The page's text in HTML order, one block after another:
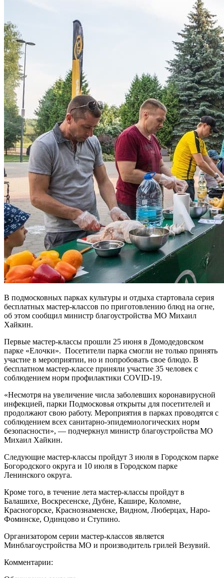
В подмосковных парках культуры и отдыха стартовала серия
бесплатных мастер-классов по приготовлению блюд на огне,
об этом сообщил министр благоустройства МО Михаил
Хайкин.
Первые мастер-классы прошли 25 июня в Домодедовском
парке «Елочки». Посетители парка смогли не только принять
участие в мероприятии, но и попробовать свое блюдо. В
бесплатном мастер-классе приняли участие 35 человек с
соблюдением норм профилактики COVID-19.
«Несмотря на увеличение числа заболевших коронавирусной
инфекцией, парки Подмосковья открыты для посетителей и
продолжают свою работу. Мероприятия в парках проводятся с
соблюдением всех санитарно-эпидемиологических норм
безопасности», — подчеркнул министр благоустройства МО
Михаил Хайкин.
Следующие мастер-классы пройдут 3 июля в Городском парке
Богородского округа и 10 июля в Городском парке
Ленинского округа.
Кроме того, в течение лета мастер-классы пройдут в
Балашихе, Воскресенске, Дубне, Кашире, Коломне,
Красногорске, Краснознаменске, Видном, Люберцах, Наро-
Фоминске, Одинцово и Ступино.
Организатором серии мастер-классов является
Минблагоустройства МО и производитель грилей Везувий.
Комментарии: